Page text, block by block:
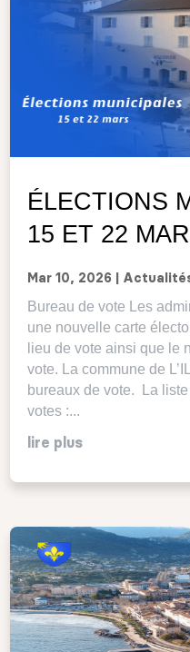
ÉLECTIONS
15 ET 22
Mar 10, 2026
Bureau de vote Les
une nouvelle carte
lieu de vote ainsi que le
vote. La commune de
bureaux de vote. La
votes :...
lire plus